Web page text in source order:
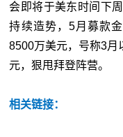
会即将于美东时间下
持续造势，5月募款
8500万美元，号称3月
元，狠甩拜登阵营。
相关链接：